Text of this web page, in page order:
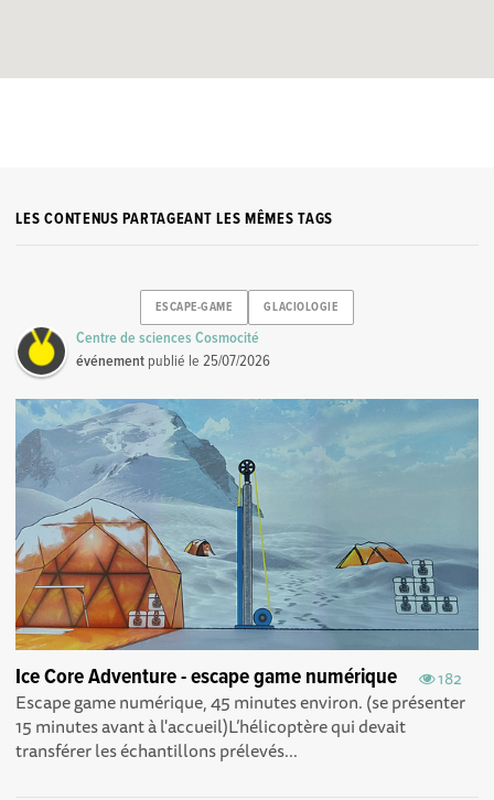
LES CONTENUS PARTAGEANT LES MÊMES TAGS
ESCAPE-GAME GLACIOLOGIE
Centre de sciences Cosmocité
événement publié le25/07/2026
182
Ice Core Adventure - escape game numérique
Escape game numérique, 45 minutes environ. (se présenter
15 minutes avant à l'accueil)L’hélicoptère qui devait
transférer les échantillons prélevés...